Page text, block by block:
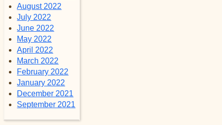
August 2022
July 2022
June 2022
May 2022
April 2022
March 2022
February 2022
January 2022
December 2021
September 2021